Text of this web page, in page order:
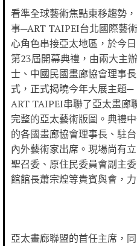
看準全球藝術焦點東移趨勢
事─ART TAIPEI台北國際藝
心角色串接亞太地區，於今
第23屆開幕典禮，由兩大主
士、中國民國畫廊協會理事
式，正式揭曉今年大展主題
ART TAIPEI串聯了亞太畫廊
完整的亞太藝術版圖。典禮
的各國畫廊協會理事長、駐
內外藝術家出席。現場尚有
聖召委、原住民委員會副主
館館長蕭宗煌等貴賓與會，
亞太畫廊聯盟的首任主席，